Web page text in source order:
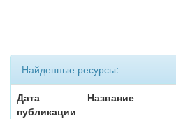
Найденные ресурсы:
Дата
публикации
Название